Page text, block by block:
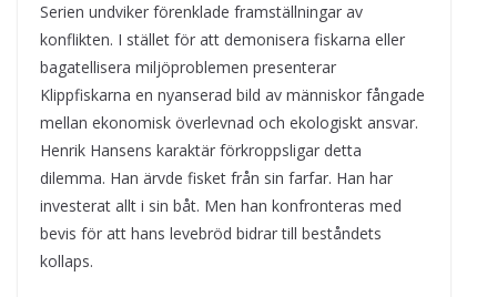
Serien undviker förenklade framställningar av
konflikten. I stället för att demonisera fiskarna eller
bagatellisera miljöproblemen presenterar
Klippfiskarna en nyanserad bild av människor fångade
mellan ekonomisk överlevnad och ekologiskt ansvar.
Henrik Hansens karaktär förkroppsligar detta
dilemma. Han ärvde fisket från sin farfar. Han har
investerat allt i sin båt. Men han konfronteras med
bevis för att hans levebröd bidrar till beståndets
kollaps.